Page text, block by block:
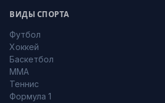
ВИДЫ СПОРТА
Футбол
Хоккей
Баскетбол
MMA
Теннис
Формула 1